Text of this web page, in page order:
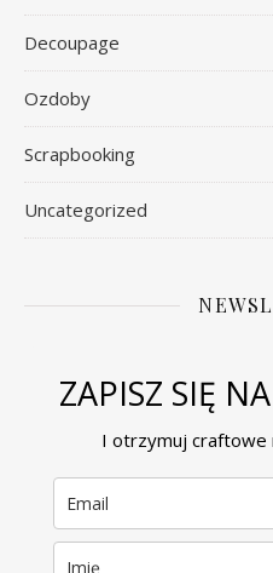
Decoupage
Ozdoby
Scrapbooking
Uncategorized
ZAPISZ SIĘ
I otrzymuj craftowe